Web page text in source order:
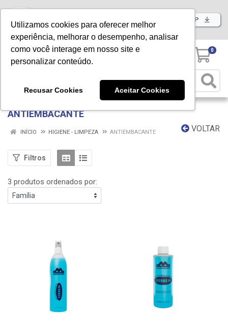
Utilizamos cookies para oferecer melhor
experiência, melhorar o desempenho, analisar
como você interage em nosso site e
personalizar conteúdo.
Recusar Cookies Aceitar Cookies
Baixe já nosso APP
0
ANTIEMBACANTE
VOLTAR
INÍCIO HIGIENE - LIMPEZA ANTIEMBACANTE
Filtros
3 produtos ordenados por: